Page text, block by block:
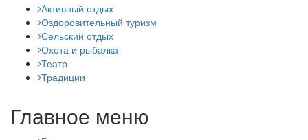
Активный отдых
Оздоровительный туризм
Сельский отдых
Охота и рыбалка
Театр
Традиции
Главное меню